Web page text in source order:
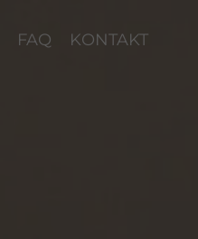
FAQ KONTAKT